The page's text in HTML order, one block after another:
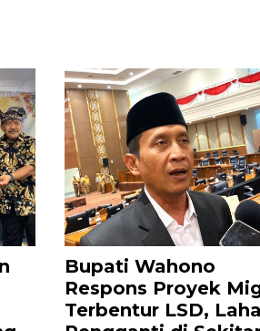
Bupati Wahono
Respons Proyek
Terbentur LSD,